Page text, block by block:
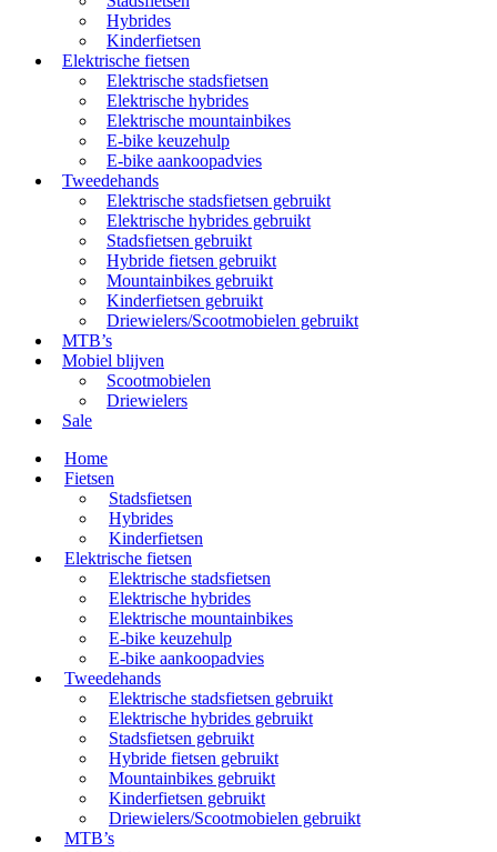
Hybrides
Kinderfietsen
Elektrische fietsen
Elektrische stadsfietsen
Elektrische hybrides
Elektrische mountainbikes
E-bike keuzehulp
E-bike aankoopadvies
Tweedehands
Elektrische stadsfietsen gebruikt
Elektrische hybrides gebruikt
Stadsfietsen gebruikt
Hybride fietsen gebruikt
Mountainbikes gebruikt
Kinderfietsen gebruikt
Driewielers/Scootmobielen gebruikt
MTB’s
Mobiel blijven
Scootmobielen
Driewielers
Sale
Home
Fietsen
Stadsfietsen
Hybrides
Kinderfietsen
Elektrische fietsen
Elektrische stadsfietsen
Elektrische hybrides
Elektrische mountainbikes
E-bike keuzehulp
E-bike aankoopadvies
Tweedehands
Elektrische stadsfietsen gebruikt
Elektrische hybrides gebruikt
Stadsfietsen gebruikt
Hybride fietsen gebruikt
Mountainbikes gebruikt
Kinderfietsen gebruikt
Driewielers/Scootmobielen gebruikt
MTB’s